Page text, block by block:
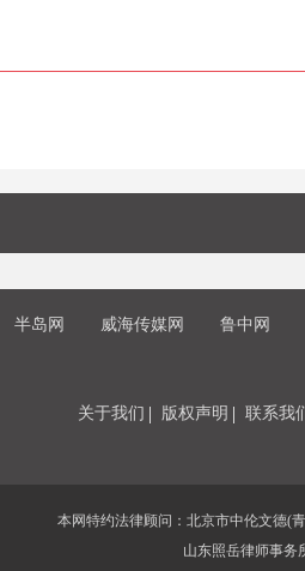
半岛网 威海传媒网 鲁中网
关于我们 版权声明 联系我
本网特约法律顾问：北京市中伦文德(
山东照岳律师事务